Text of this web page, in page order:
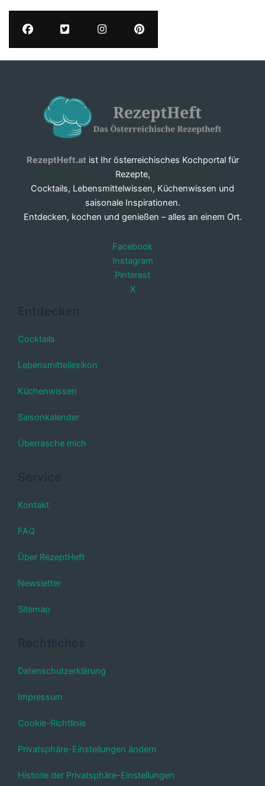
RezeptHeft.at ist Ihr österreichisches Kochportal für
Rezepte,
Cocktails, Lebensmittelwissen, Küchenwissen und
saisonale Inspirationen.
Entdecken, kochen und genießen – alles an einem Ort.
Facebook
Instagram
Pinterest
X
Cocktails
Lebensmittellexikon
Küchenwissen
Saisonkalender
Überrasche mich
Kontakt
FAQ
Über RezeptHeft
Newsletter
Sitemap
Datenschutzerklärung
Impressum
Cookie-Richtlinie
Privatsphäre-Einstellungen ändern
Historie der Privatsphäre-Einstellungen